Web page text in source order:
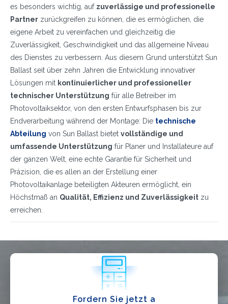
es besonders wichtig, auf zuverlässige und professionelle
Partner zurückgreifen zu können, die es ermöglichen, die
eigene Arbeit zu vereinfachen und gleichzeitig die
Zuverlässigkeit, Geschwindigkeit und das allgemeine Niveau
des Dienstes zu verbessern. Aus diesem Grund unterstützt Sun
Ballast seit über zehn Jahren die Entwicklung innovativer
Lösungen mit kontinuierlicher und professioneller
technischer Unterstützung für alle Betreiber im
Photovoltaiksektor, von den ersten Entwurfsphasen bis zur
Endverarbeitung während der Montage: Die technische
Abteilung von Sun Ballast bietet vollständige und
umfassende Unterstützung für Planer und Installateure auf
der ganzen Welt, eine echte Garantie für Sicherheit und
Präzision, die es allen an der Erstellung einer
Photovoltaikanlage beteiligten Akteuren ermöglicht, ein
Höchstmaß an Qualität, Effizienz und Zuverlässigkeit zu
erreichen.
Fordern Sie jetzt a
Ich habe dieDatenschutzbestimmungen gelesen und akzeptiere
sie*